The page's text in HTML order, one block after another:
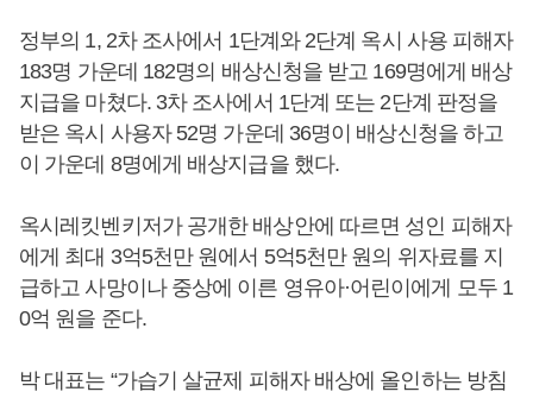
정부의 1, 2차 조사에서 1단계와 2단계 옥시 사용 피해자
183명 가운데 182명의 배상신청을 받고 169명에게 배상
지급을 마쳤다. 3차 조사에서 1단계 또는 2단계 판정을
받은 옥시 사용자 52명 가운데 36명이 배상신청을 하고
이 가운데 8명에게 배상지급을 했다.
옥시레킷벤키저가 공개한 배상안에 따르면 성인 피해자
에게 최대 3억5천만 원에서 5억5천만 원의 위자료를 지
급하고 사망이나 중상에 이른 영유아·어린이에게 모두 1
0억 원을 준다.
박 대표는 “가습기 살균제 피해자 배상에 올인하는 방침